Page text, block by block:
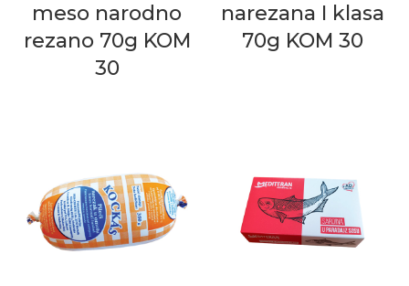
meso narodno
rezano 70g KOM
30
narezana I klasa
70g KOM 30